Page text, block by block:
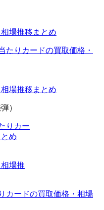
場推移まとめ
場推移まとめ
）
場推